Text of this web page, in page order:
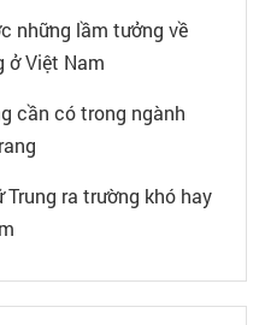
những lầm tưởng về
ở Việt Nam
cần có trong ngành
Trung ra trường khó hay